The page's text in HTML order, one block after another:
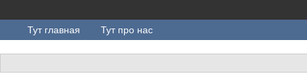
Тут главная Тут про нас